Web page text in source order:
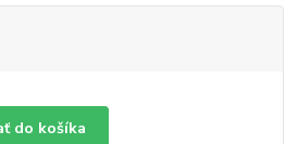
do košíka